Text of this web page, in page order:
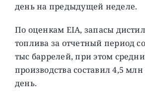
день на предыдущей неделе.
По оценкам EIA, запасы
топлива за отчетный период
тыс баррелей, при этом
производства составил 4,5
день.